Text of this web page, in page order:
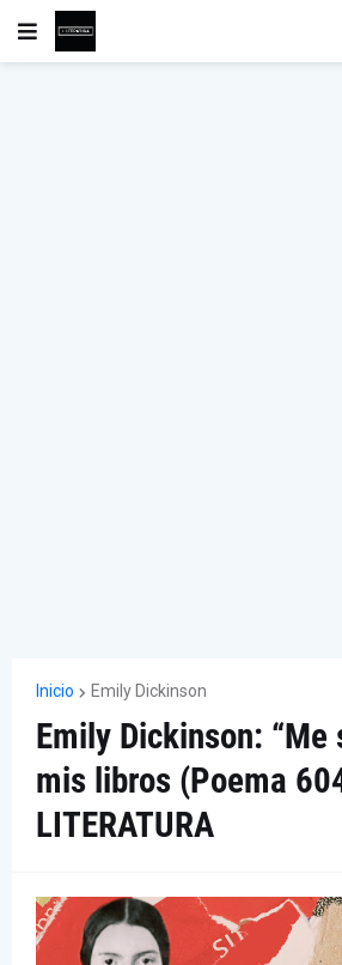
Inicio Emily Dickinson
Emily Dickinson: “Me
mis libros (Poema
LITERATURA